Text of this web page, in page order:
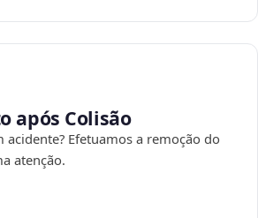
após Colisão
acidente? Efetuamos a remoção do
atenção.